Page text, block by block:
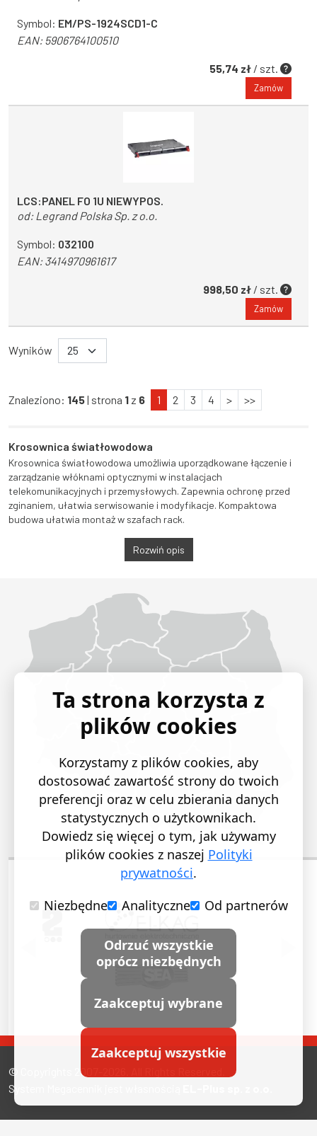
Symbol: EM/PS-1924SCD1-C
EAN:5906764100510
55,74 zł / szt.
Zamów
LCS:PANEL FO 1U NIEWYPOS.
od: Legrand Polska Sp. z o.o.
Symbol: 032100
EAN:3414970961617
998,50 zł / szt.
Zamów
Wyników
Znaleziono: 145| strona 1 z 6 1 2 3 4 > >>
Krosownica światłowodowa
Krosownica światłowodowa umożliwia uporządkowane łączenie i
zarządzanie włóknami optycznymi w instalacjach
telekomunikacyjnych i przemysłowych. Zapewnia ochronę przed
zginaniem, ułatwia serwisowanie i modyfikacje. Kompaktowa
budowa ułatwia montaż w szafach rack.
Rozwiń opis
POPRZEDNI SLAJD
© Copyrights 2007-2026. All Rights Reserved.
System Megacennik jest własnością
Ta strona korzysta z
plików cookies
Korzystamy z plików cookies, aby
dostosować zawartość strony do twoich
preferencji oraz w celu zbierania danych
statystycznych o użytkownikach.
Dowiedz się więcej o tym, jak używamy
plików cookies z naszej Polityki
prywatności.
Niezbędne
Analityczne Od partnerów
Odrzuć wszystkie
oprócz niezbędnych
Zaakceptuj wybrane
Zaakceptuj wszystkie